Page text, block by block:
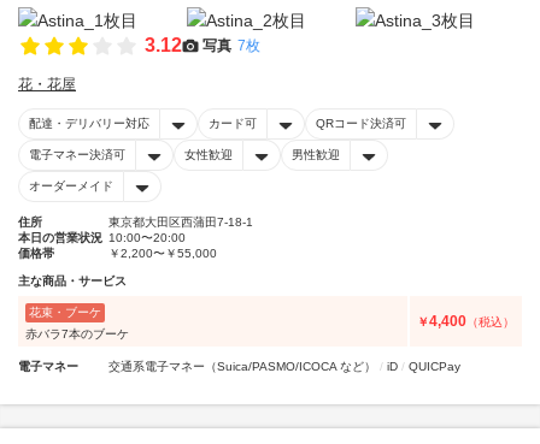
3.12 写真 7枚
花・花屋
配達・デリバリー対応 カード可 QRコード決済可
電子マネー決済可 女性歓迎 男性歓迎
オーダーメイド
住所
東京都大田区西蒲田7-18-1
本日の営業状況 10:00〜20:00
価格帯
￥2,200〜￥55,000
主な商品・サービス
花束・ブーケ
赤バラ7本のブーケ
￥4,400 （税込）
電子マネー 交通系電子マネー（Suica/PASMO/ICOCA など） iD QUICPay